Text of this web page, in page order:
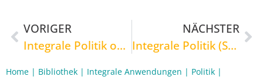
VORIGER
Integrale Politik oder Heraus aus dem Gefängnis der Teilwahrheiten!
NÄCHSTER
Integrale Politik (Schweiz)
Home | Bibliothek | Integrale Anwendungen | Politik |